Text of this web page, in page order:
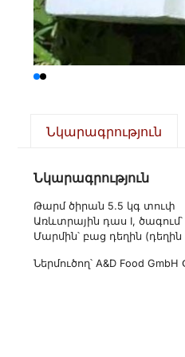
Նկարագրություն
Նկարագրություն
Թարմ ծիրան 5.5 կգ տուփ
Առևտրային դաս I,
Մարմին՝ բաց դեղին (դեղին
Ներմուծող՝ A&D Food